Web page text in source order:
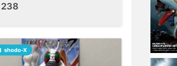
shodo-X